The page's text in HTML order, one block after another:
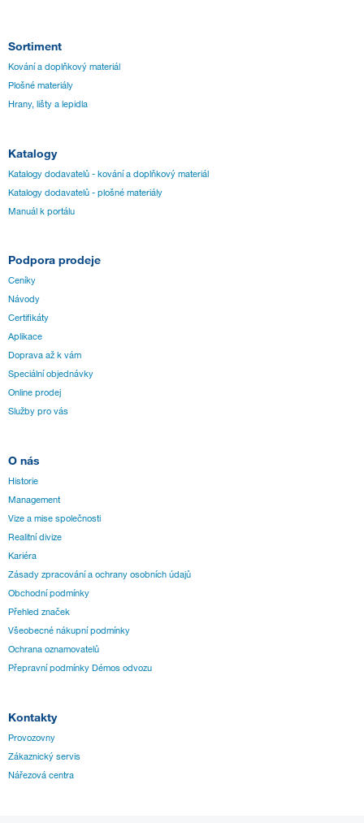
Sortiment
Kování a doplňkový materiál
Plošné materiály
Hrany, lišty a lepidla
Katalogy
Katalogy dodavatelů - kování a doplňkový materiál
Katalogy dodavatelů - plošné materiály
Manuál k portálu
Podpora prodeje
Ceníky
Návody
Certifikáty
Aplikace
Doprava až k vám
Speciální objednávky
Online prodej
Služby pro vás
O nás
Historie
Management
Vize a mise společnosti
Realitní divize
Kariéra
Zásady zpracování a ochrany osobních údajů
Obchodní podmínky
Přehled značek
Všeobecné nákupní podmínky
Ochrana oznamovatelů
Přepravní podmínky Démos odvozu
Kontakty
Provozovny
Zákaznický servis
Nářezová centra